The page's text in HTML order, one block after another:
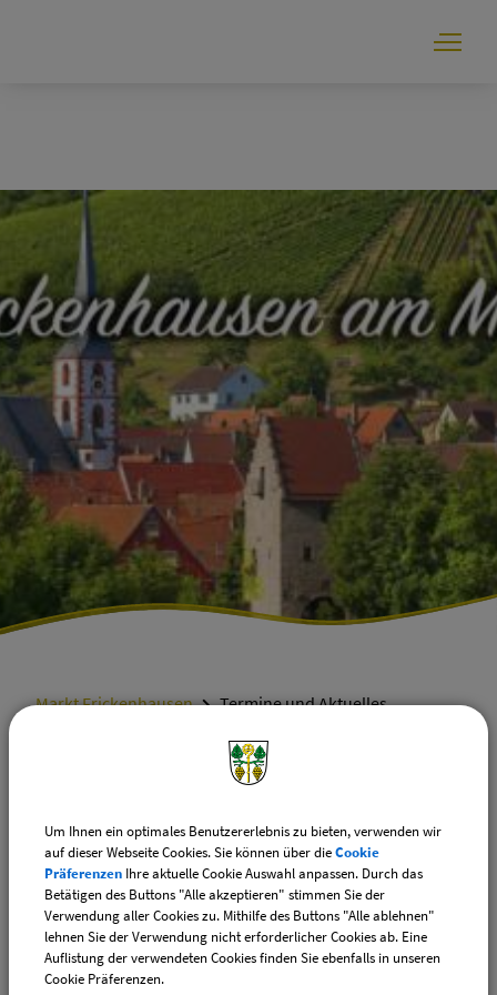
Markt Frickenhausen Termine und Aktuelles
Termine und Aktuelles
Rathaus geschlossen!
Von Montag, 17. August 2026 bis
einschließlich Freitag, 21. August
2026 ist das Rathaus geschlossen.
Um Ihnen ein optimales Benutzererlebnis zu bieten, verwenden wir
auf dieser Webseite Cookies. Sie können über dieCookie
Präferenzen Ihre aktuelle Cookie Auswahl anpassen. Durch das
Betätigen des Buttons "Alle akzeptieren" stimmen Sie der
Verwendung aller Cookies zu. Mithilfe des Buttons "Alle ablehnen"
lehnen Sie der Verwendung nicht erforderlicher Cookies ab. Eine
Auflistung der verwendeten Cookies finden Sie ebenfalls in unseren
Cookie Präferenzen.